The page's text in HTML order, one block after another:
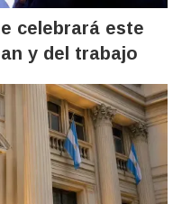
celebrará este
y del trabajo